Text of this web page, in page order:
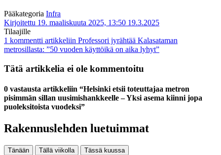
Pääkategoria Infra
Kirjoitettu 19. maaliskuuta 2025, 13:50 19.3.2025
Tilaajille
1 kommentti artikkeliin Professori jyrähtää Kalasataman
metrosillasta: ”50 vuoden käyttöikä on aika lyhyt”
Tätä artikkelia ei ole kommentoitu
0 vastausta artikkeliin “Helsinki etsii toteuttajaa metron
pisimmän sillan uusimishankkeelle – Yksi asema kiinni jopa
puoleksitoista vuodeksi”
Rakennuslehden luetuimmat
Tänään Tällä viikolla Tässä kuussa